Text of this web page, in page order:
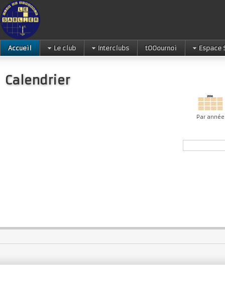
Accueil Le club Interclubs tOOournoi Espace
Calendrier
Par année